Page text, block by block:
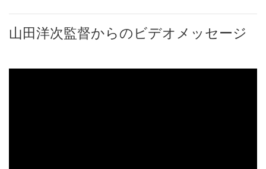
山田洋次監督からのビデオメッセージ